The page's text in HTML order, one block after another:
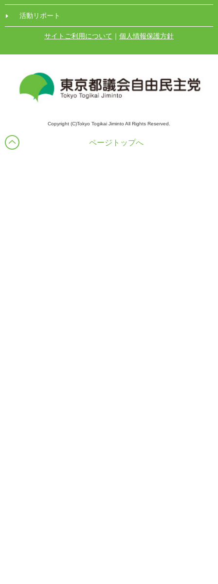
活動リポート
サイトご利用について ｜ 個人情報保護方針
Copyright (C)Tokyo Togikai Jiminto All Rights Reserved.
ページトップへ